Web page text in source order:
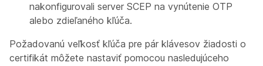
nakonfigurovali server SCEP na vynútenie OTP
alebo zdieľaného kľúča.
Požadovanú veľkosť kľúča pre pár klávesov žiadosti o
certifikát môžete nastaviť pomocou nasledujúceho